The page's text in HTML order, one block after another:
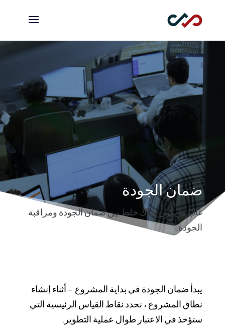
ضمان الجودة
غالبًا ما يكون هناك خلط بين ضمان الجودة ومراقبة
الجودة.
يبدأ ضمان الجودة في بداية المشروع. – أثناء إنشاء
نطاق المشروع ، نحدد نقاط القياس الرئيسية التي
ستؤخذ في الاعتبار طوال عملية التطوير.